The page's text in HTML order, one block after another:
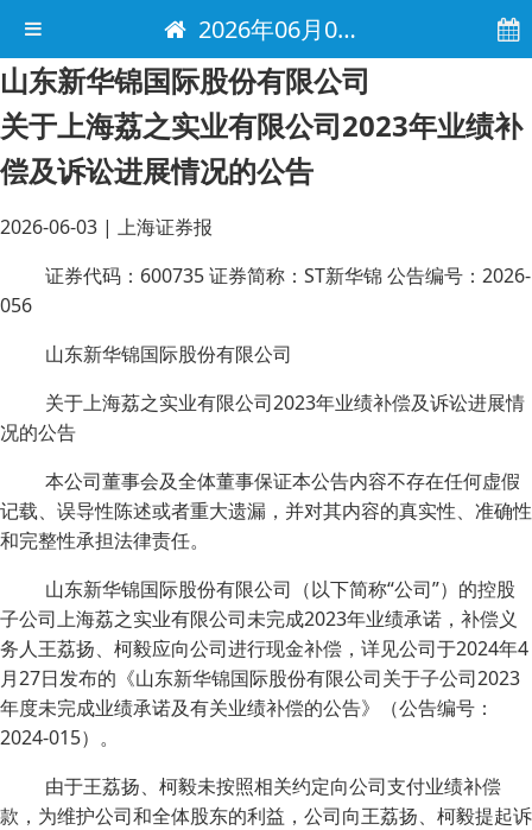
2026年06月03日 电子报
山东新华锦国际股份有限公司
关于上海荔之实业有限公司2023年业绩补
偿及诉讼进展情况的公告
2026-06-03 | 上海证券报
证券代码：600735 证券简称：ST新华锦 公告编号：2026-
056
山东新华锦国际股份有限公司
关于上海荔之实业有限公司2023年业绩补偿及诉讼进展情
况的公告
本公司董事会及全体董事保证本公告内容不存在任何虚假
记载、误导性陈述或者重大遗漏，并对其内容的真实性、准确性
和完整性承担法律责任。
山东新华锦国际股份有限公司（以下简称“公司”）的控股
子公司上海荔之实业有限公司未完成2023年业绩承诺，补偿义
务人王荔扬、柯毅应向公司进行现金补偿，详见公司于2024年4
月27日发布的《山东新华锦国际股份有限公司关于子公司2023
年度未完成业绩承诺及有关业绩补偿的公告》（公告编号：
2024-015）。
由于王荔扬、柯毅未按照相关约定向公司支付业绩补偿
款，为维护公司和全体股东的利益，公司向王荔扬、柯毅提起诉